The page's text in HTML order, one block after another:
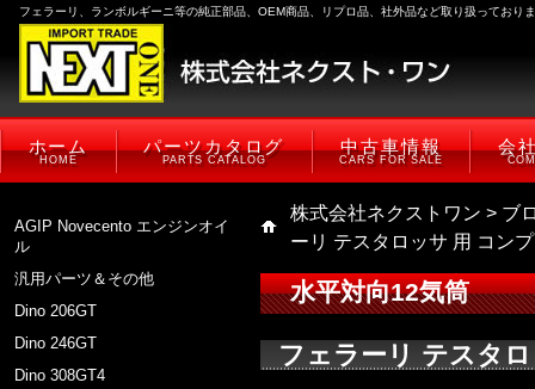
フェラーリ、ランボルギーニ等の純正部品、OEM商品、リプロ品、社外品など取り扱っており
ホーム
HOME
パーツカタログ
PARTS CATALOG
中古車情報
CARS FOR SALE
会
AGIP Novecento エンジンオイ
ル
汎用パーツ＆その他
Dino 206GT
Dino 246GT
Dino 308GT4
株式会社ネクストワン > ブ
ーリ テスタロッサ 用 コン
水平対向12気筒
フェラーリ テスタ